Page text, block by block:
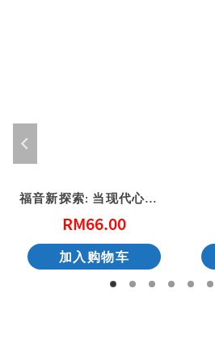
福音新探索: 当现代心灵与好消息相遇
RM66.00
加入购物车